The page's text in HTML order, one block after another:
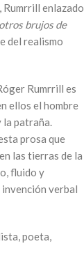
Rumrrill enlazado
brujos de
del realismo
Rumrrill es
ellos el hombre
la patraña.
prosa que
las tierras de la
fluido y
verbal
poeta,